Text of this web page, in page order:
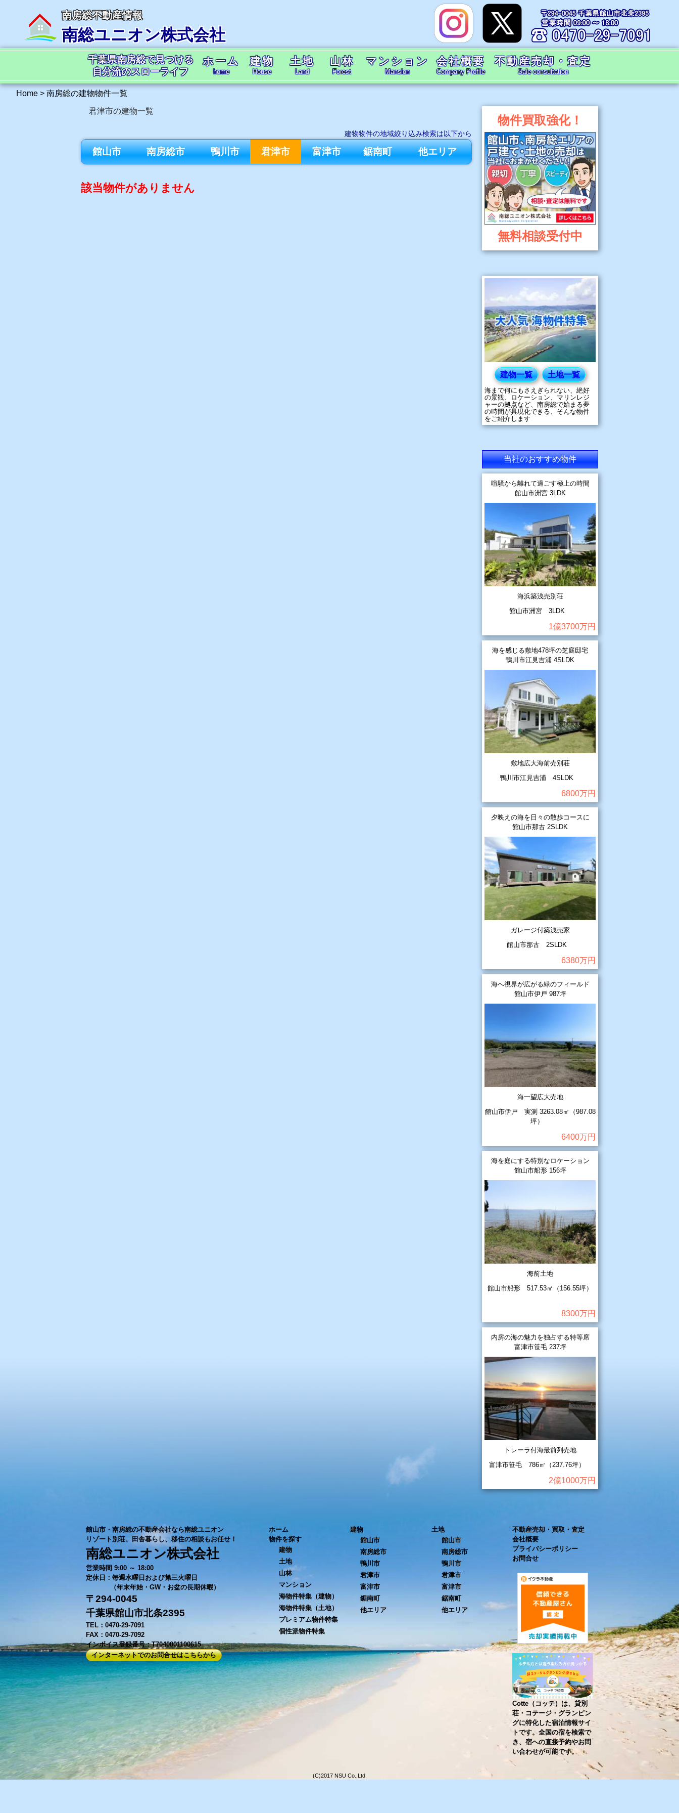
南房総不動産情報
南総ユニオン株式会社
Home > 南房総の建物物件一覧
千葉県南房総で見つける
自分流のスローライフ
ホーム
home
建物
House
土地
Land
山林
Forest
マンション
Mansion
会社概要
Company Profile
不動産売却・査定
Sale consultation
君津市の建物一覧
建物物件の地域絞り込み検索は以下から
館山市 南房総市 鴨川市 君津市 富津市 鋸南町 他エリア
該当物件がありません
物件買取強化！
無料相談受付中
建物一覧 土地一覧
海まで何にもさえぎられない、絶好
の景観、ロケーション、マリンレジ
ャーの拠点など、南房総で始まる夢
の時間が具現化できる、そんな物件
をご紹介します
当社のおすすめ物件
喧騒から離れて過ごす極上の時間
館山市洲宮 3LDK
海浜築浅売別荘
館山市洲宮 3LDK
1億3700万円
海を感じる敷地478坪の芝庭邸宅
鴨川市江見吉浦 4SLDK
敷地広大海前売別荘
鴨川市江見吉浦 4SLDK
6800万円
夕映えの海を日々の散歩コースに
館山市那古 2SLDK
ガレージ付築浅売家
館山市那古 2SLDK
6380万円
海へ視界が広がる緑のフィールド
館山市伊戸 987坪
海一望広大売地
館山市伊戸 実測 3263.08㎡（987.08
坪）
6400万円
海を庭にする特別なロケーション
館山市船形 156坪
海前土地
館山市船形 517.53㎡（156.55坪）
8300万円
内房の海の魅力を独占する特等席
富津市笹毛 237坪
トレーラ付海最前列売地
富津市笹毛 786㎡（237.76坪）
2億1000万円
館山市・南房総の不動産会社なら南総ユニオン
リゾート別荘、田舎暮らし、移住の相談もお任せ！
南総ユニオン株式会社
営業時間 9:00 ～ 18:00
定休日：毎週水曜日および第三火曜日
（年末年始・GW・お盆の長期休暇）
〒294-0045
千葉県館山市北条2395
TEL：0470-29-7091
FAX：0470-29-7092
インボイス登録番号：T7040001100615
インターネットでのお問合せはこちらから
ホーム
物件を探す
建物
土地
山林
マンション
海物件特集（建物）
海物件特集（土地）
プレミアム物件特集
個性派物件特集
建物
館山市
南房総市
鴨川市
君津市
富津市
鋸南町
他エリア
土地
館山市
南房総市
鴨川市
君津市
富津市
鋸南町
他エリア
不動産売却・買取・査定
会社概要
プライバシーポリシー
お問合せ
Cotte（コッテ）は、貸別
荘・コテージ・グランピン
グに特化した宿泊情報サイ
トです。全国の宿を検索で
き、宿への直接予約やお問
い合わせが可能です。
(C)2017 NSU Co.,Ltd.